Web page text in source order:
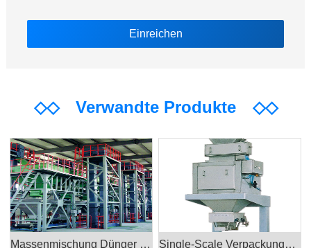
◇◇Verwandte Produkte ◇◇
Massenmischung Dünger Verpackungsmaschine Single-Scale Verpackungsmaschine